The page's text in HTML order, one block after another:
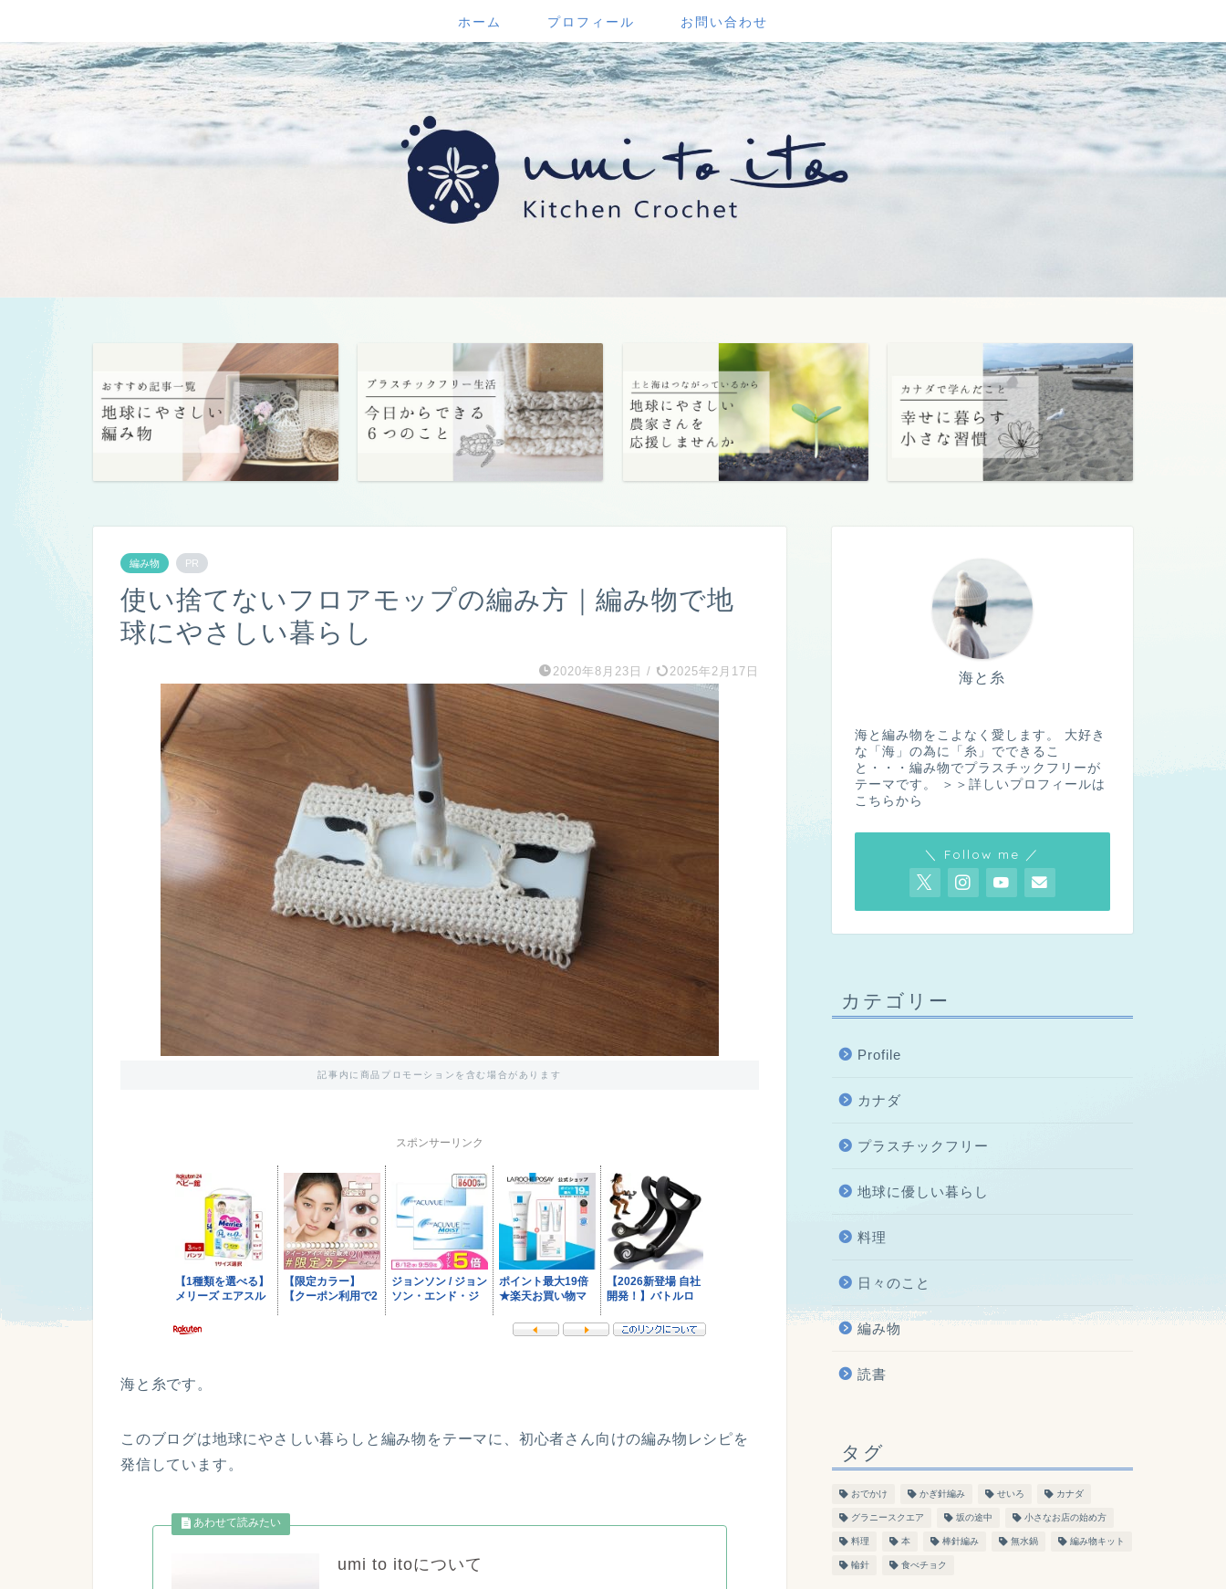
ホーム プロフィール お問い合わせ
編み物 PR
使い捨てないフロアモップの編み方｜編み物で地
球にやさしい暮らし
2020年8月23日 / 2025年2月17日
記事内に商品プロモーションを含む場合があります
スポンサーリンク
海と糸です。
このブログは地球にやさしい暮らしと編み物をテーマに、初心者さん向けの編み物レシピを
発信しています。
umi to itoについて
海と糸
海と編み物をこよなく愛します。 大好き
な「海」の為に「糸」でできるこ
と・・・編み物でプラスチックフリーが
テーマです。
＞＞詳しいプロフィールは
こちらから
＼ Follow me ／
カテゴリー
Profile
カナダ
プラスチックフリー
地球に優しい暮らし
料理
日々のこと
編み物
読書
タグ
おでかけ かぎ針編み せいろ カナダ
グラニースクエア 坂の途中 小さなお店の始め方
料理 本 棒針編み 無水鍋 編み物キット
輪針 食べチョク